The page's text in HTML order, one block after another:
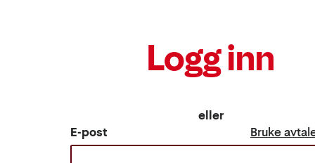
Logg inn
eller
E-post
Bruke